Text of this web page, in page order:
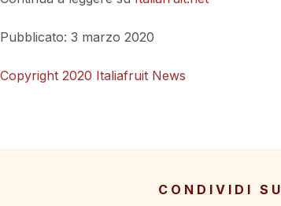
Pubblicato: 3 marzo 2020
Copyright 2020 Italiafruit News
CONDIVIDI SU